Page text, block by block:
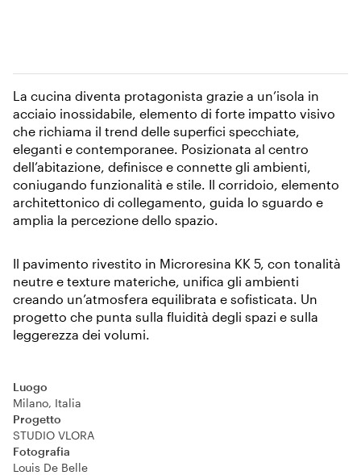
Luogo
Milano, Italia
Progetto
STUDIO VLORA
Fotografia
Louis De Belle
La cucina diventa protagonista grazie a un’isola in
acciaio inossidabile, elemento di forte impatto visivo
che richiama il trend delle superfici specchiate,
eleganti e contemporanee. Posizionata al centro
dell’abitazione, definisce e connette gli ambienti,
coniugando funzionalità e stile. Il corridoio, elemento
architettonico di collegamento, guida lo sguardo e
amplia la percezione dello spazio.
Il pavimento rivestito in Microresina KK 5, con tonalità
neutre e texture materiche, unifica gli ambienti
creando un’atmosfera equilibrata e sofisticata. Un
progetto che punta sulla fluidità degli spazi e sulla
leggerezza dei volumi.